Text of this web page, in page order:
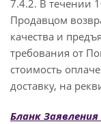
7.4.2. В течении
Продавцом
качества и
требования от
стоимость
доставку, на
Бланк